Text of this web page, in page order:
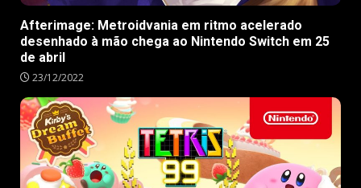
Afterimage: Metroidvania em ritmo acelerado
desenhado à mão chega ao Nintendo Switch em 25
de abril
23/12/2022